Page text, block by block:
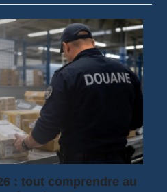
: tout comprendre au